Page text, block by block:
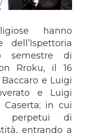
hanno
semestre di
Rroku, il 16
e Luigi
e Luigi
in cui
perpetui di
entrando a